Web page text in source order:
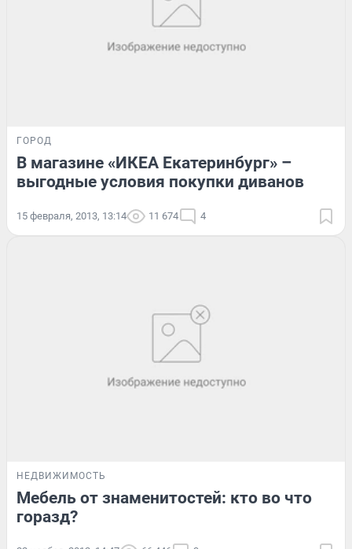
ГОРОД
В магазине «ИКЕА Екатеринбург» –
выгодные условия покупки диванов
15 февраля, 2013, 13:14 11 674 4
НЕДВИЖИМОСТЬ
Мебель от знаменитостей: кто во что
горазд?